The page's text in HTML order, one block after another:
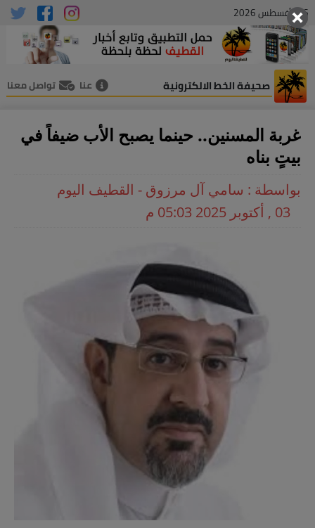
06 , أغسطس 2026
صحيفة الخط الالكترونية عنا تواصل معنا
غربة المسنين.. حينما يصبح الأب ضيفاً في
بيتٍ بناه
بواسطة : سامي آل مرزوق - القطيف اليوم
03 , أكتوبر 2025 05:03 م